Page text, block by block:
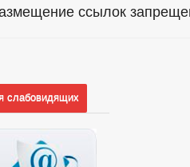
ссылок
слабовидящих